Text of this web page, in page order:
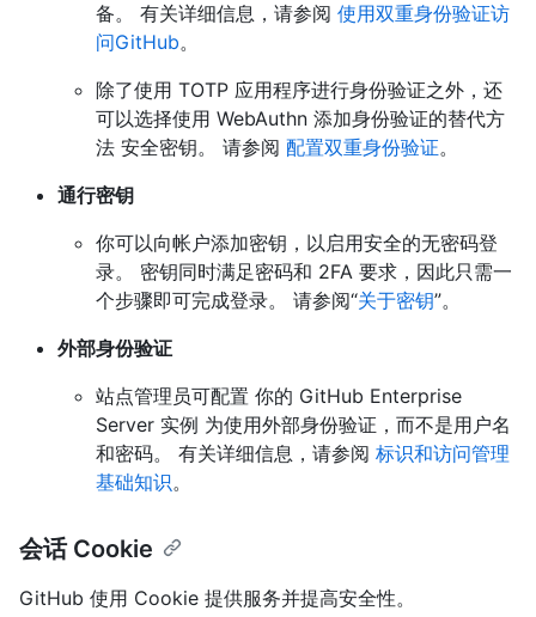
备。 有关详细信息，请参阅 使用双重身份验证访
问GitHub。
除了使用 TOTP 应用程序进行身份验证之外，还
可以选择使用 WebAuthn 添加身份验证的替代方
法 安全密钥。 请参阅 配置双重身份验证。
通行密钥
你可以向帐户添加密钥，以启用安全的无密码登
录。 密钥同时满足密码和 2FA 要求，因此只需一
个步骤即可完成登录。 请参阅“关于密钥”。
外部身份验证
站点管理员可配置 你的 GitHub Enterprise
Server 实例 为使用外部身份验证，而不是用户名
和密码。 有关详细信息，请参阅 标识和访问管理
基础知识。
会话 Cookie
GitHub 使用 Cookie 提供服务并提高安全性。